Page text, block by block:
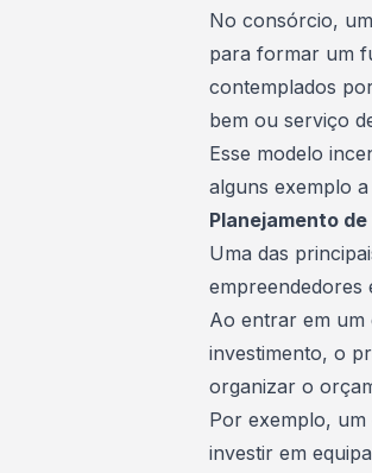
No consórcio,
para formar um
contemplados
bem ou serviço
Esse modelo
alguns exemplo a
Planejamento
Uma das
empreendedores
Ao entrar em um
investimento, o
organizar o
Por exemplo,
investir em